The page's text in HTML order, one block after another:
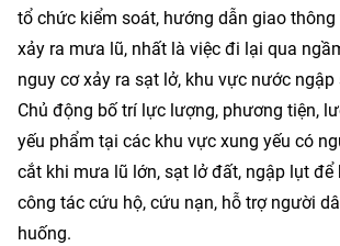
tổ chức kiểm soát, hướng dẫn giao
xảy ra mưa lũ, nhất là việc đi lại qua
nguy cơ xảy ra sạt lở, khu vực nước ngập
Chủ động bố trí lực lượng, phương tiện,
yếu phẩm tại các khu vực xung yếu có
cắt khi mưa lũ lớn, sạt lở đất, ngập lụt để
công tác cứu hộ, cứu nạn, hỗ trợ người
huống.